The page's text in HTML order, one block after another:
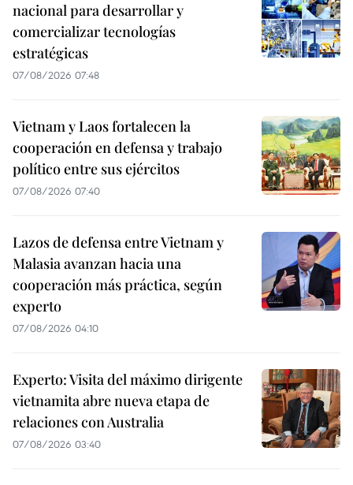
nacional para desarrollar y
comercializar tecnologías
estratégicas
07/08/2026 07:48
Vietnam y Laos fortalecen la
cooperación en defensa y trabajo
político entre sus ejércitos
07/08/2026 07:40
Lazos de defensa entre Vietnam y
Malasia avanzan hacia una
cooperación más práctica, según
experto
07/08/2026 04:10
Experto: Visita del máximo dirigente
vietnamita abre nueva etapa de
relaciones con Australia
07/08/2026 03:40